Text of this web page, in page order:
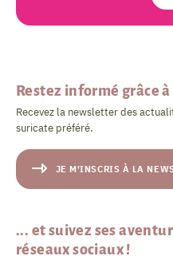
Restez informé grâce
Recevez la newsletter des
suricate préféré.
JE M'INSCRIS À LA
... et suivez ses
réseaux sociaux !